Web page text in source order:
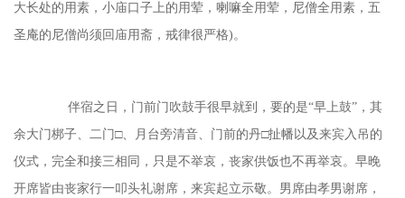
大长处的用素，小庙口子上的用荤，喇嘛全用荤，尼僧全用素，五
圣庵的尼僧尚须回庙用斋，戒律很严格)。
伴宿之日，门前门吹鼓手很早就到，要的是“早上鼓”，其
余大门梆子、二门□、月台旁清音、门前的丹□扯幡以及来宾入吊的
仪式，完全和接三相同，只是不举哀，丧家供饭也不再举哀。早晚
开席皆由丧家行一叩头礼谢席，来宾起立示敬。男席由孝男谢席，